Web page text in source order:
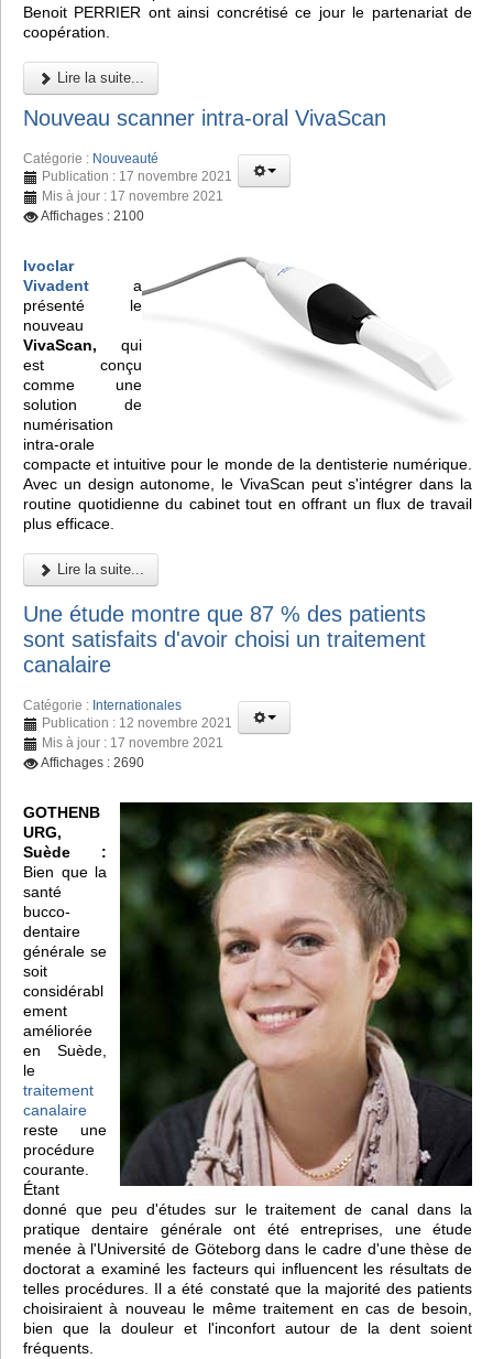
Benoit PERRIER ont ainsi concrétisé ce jour le partenariat de
coopération.
Lire la suite...
Nouveau scanner intra-oral VivaScan
Catégorie : Nouveauté
Publication : 17 novembre 2021
Mis à jour : 17 novembre 2021
Affichages : 2100
Ivoclar
Vivadent a
présenté le
nouveau
VivaScan, qui
est conçu
comme une
solution de
numérisation
intra-orale
compacte et intuitive pour le monde de la dentisterie numérique.
Avec un design autonome, le VivaScan peut s'intégrer dans la
routine quotidienne du cabinet tout en offrant un flux de travail
plus efficace.
Lire la suite...
Une étude montre que 87 % des patients
sont satisfaits d'avoir choisi un traitement
canalaire
Catégorie : Internationales
Publication : 12 novembre 2021
Mis à jour : 17 novembre 2021
Affichages : 2690
GOTHENB
URG,
Suède :
Bien que la
santé
bucco-
dentaire
générale se
soit
considérabl
ement
améliorée
en Suède,
le
traitement
canalaire
reste une
procédure
courante.
Étant
donné que peu d'études sur le traitement de canal dans la
pratique dentaire générale ont été entreprises, une étude
menée à l'Université de Göteborg dans le cadre d'une thèse de
doctorat a examiné les facteurs qui influencent les résultats de
telles procédures. Il a été constaté que la majorité des patients
choisiraient à nouveau le même traitement en cas de besoin,
bien que la douleur et l'inconfort autour de la dent soient
fréquents.